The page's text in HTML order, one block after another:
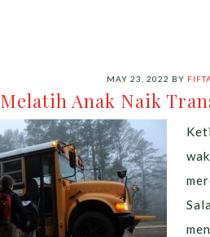
MAY 23, 2022 BY
Melatih Anak Naik